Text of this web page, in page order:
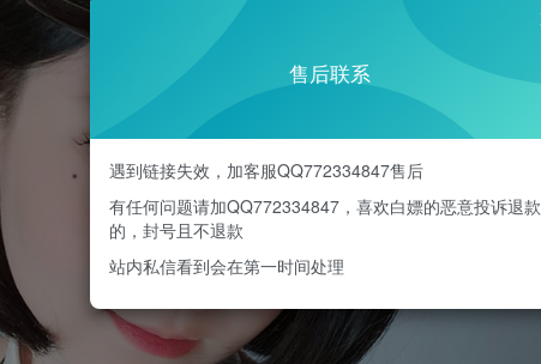
售后联系
遇到链接失效，加客服QQ772334847售后
有任何问题请加QQ772334847，喜欢白嫖的恶意投诉退款
的，封号且不退款
站内私信看到会在第一时间处理